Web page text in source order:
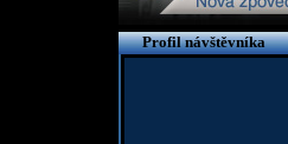
Profil návštěvníka